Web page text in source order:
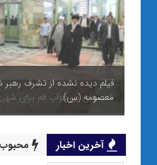
شب‌های بی‌خواب قم برای
آخرین اخبار